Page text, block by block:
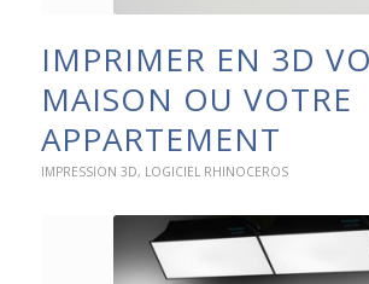
IMPRIMER EN 3D
MAISON OU VOTRE
APPARTEMENT
IMPRESSION 3D, LOGICIEL RHINOCEROS